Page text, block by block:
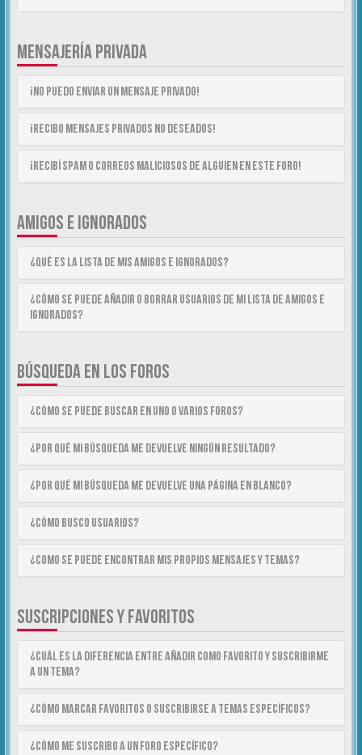
MENSAJERÍA PRIVADA
¡No puedo enviar un mensaje privado!
¡Recibo mensajes privados no deseados!
¡Recibí spam o correos maliciosos de alguien en este foro!
AMIGOS E IGNORADOS
¿Qué es la lista de Mis Amigos e Ignorados?
¿Cómo se puede añadir o borrar usuarios de mi lista de Amigos e
Ignorados?
BÚSQUEDA EN LOS FOROS
¿Cómo se puede buscar en uno o varios foros?
¿Por qué mi búsqueda me devuelve ningún resultado?
¿Por qué mi búsqueda me devuelve una página en blanco?
¿Cómo busco usuarios?
¿Como se puede encontrar mis propios mensajes y temas?
SUSCRIPCIONES Y FAVORITOS
¿Cuál es la diferencia entre añadir como Favorito y suscribirme
a un tema?
¿Cómo marcar Favoritos o suscribirse a temas específicos?
¿Cómo me suscribo a un foro específico?